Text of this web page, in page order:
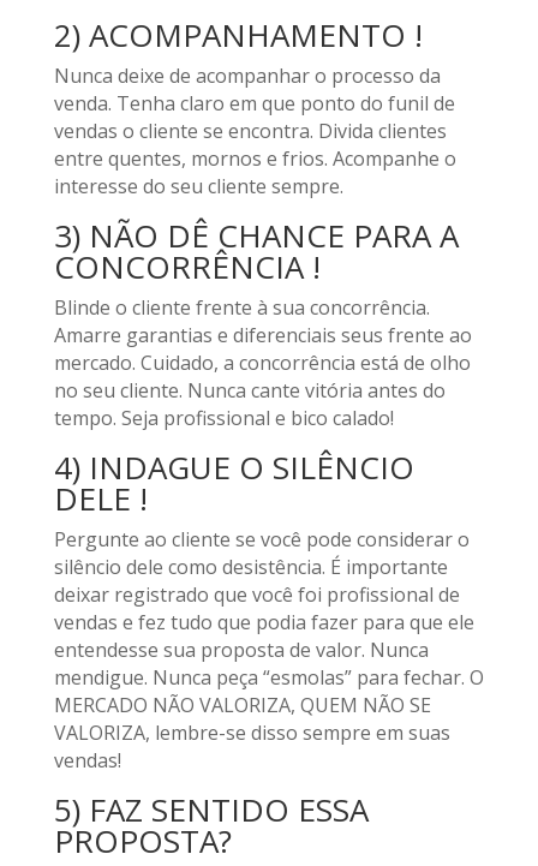
2) ACOMPANHAMENTO !
Nunca deixe de acompanhar o processo da
venda. Tenha claro em que ponto do funil de
vendas o cliente se encontra. Divida clientes
entre quentes, mornos e frios. Acompanhe o
interesse do seu cliente sempre.
3) NÃO DÊ CHANCE PARA A
CONCORRÊNCIA !
Blinde o cliente frente à sua concorrência.
Amarre garantias e diferenciais seus frente ao
mercado. Cuidado, a concorrência está de olho
no seu cliente. Nunca cante vitória antes do
tempo. Seja profissional e bico calado!
4) INDAGUE O SILÊNCIO
DELE !
Pergunte ao cliente se você pode considerar o
silêncio dele como desistência. É importante
deixar registrado que você foi profissional de
vendas e fez tudo que podia fazer para que ele
entendesse sua proposta de valor. Nunca
mendigue. Nunca peça “esmolas” para fechar. O
MERCADO NÃO VALORIZA, QUEM NÃO SE
VALORIZA, lembre-se disso sempre em suas
vendas!
5) FAZ SENTIDO ESSA
PROPOSTA?